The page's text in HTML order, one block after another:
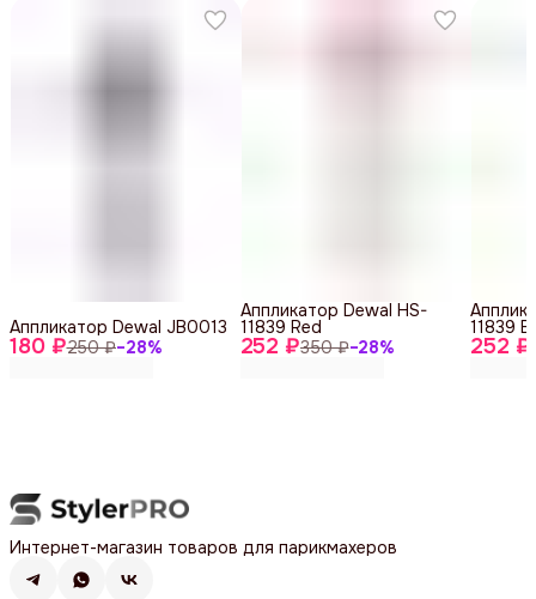
180 ₽250 ₽−28%
Аппликатор Dewal JB0013
252 ₽350 ₽−28%
Аппликатор Dewal HS-
11839 Red
252 ₽
11839
Интернет-магазин товаров для парикмахеров